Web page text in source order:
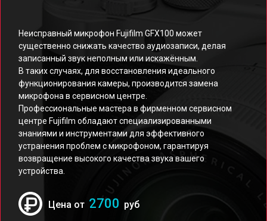
Неисправный микрофон Fujifilm GFX100 может
существенно снижать качество аудиозаписи, делая
записанный звук неполным или искажённым.
В таких случаях, для восстановления идеального
функционирования камеры, производится замена
микрофона в сервисном центре.
Профессиональные мастера в фирменном сервисном
центре Fujifilm обладают специализированными
знаниями и инструментами для эффективного
устранения проблем с микрофоном, гарантируя
возвращение высокого качества звука вашего
устройства.
Цена от 2700 руб